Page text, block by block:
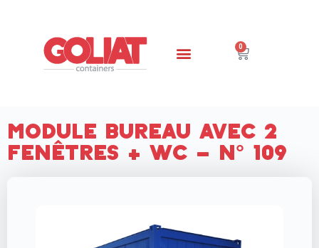
0
Module bureau avec 2
fenêtres + WC – N° 109